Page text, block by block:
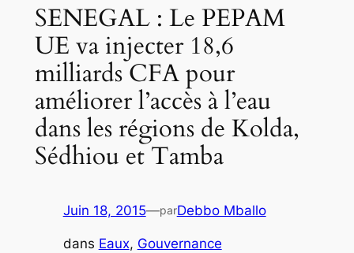
SENEGAL : Le PEPAM
UE va injecter 18,6
milliards CFA pour
améliorer l’accès à l’eau
dans les régions de Kolda,
Sédhiou et Tamba
Juin 18, 2015—parDebbo Mballo
dans Eaux, Gouvernance